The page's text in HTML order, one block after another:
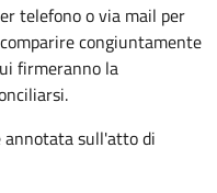
telefono o via mail per
congiuntamente
firmeranno la
annotata sull'atto di